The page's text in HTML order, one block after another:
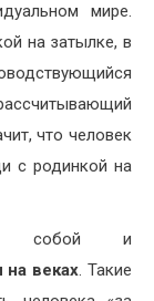
мире.
на затылке, в
что человек
с родинкой на
собой и
на веках. Такие